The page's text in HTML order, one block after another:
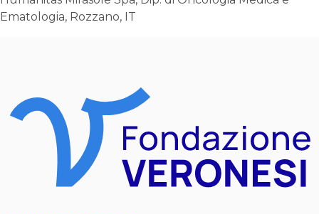
Ematologia, Rozzano, IT